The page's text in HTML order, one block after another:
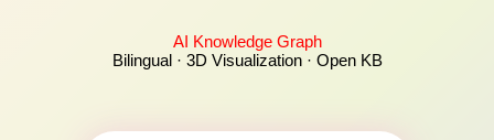
AI Knowledge Graph
Bilingual · 3D Visualization · Open KB